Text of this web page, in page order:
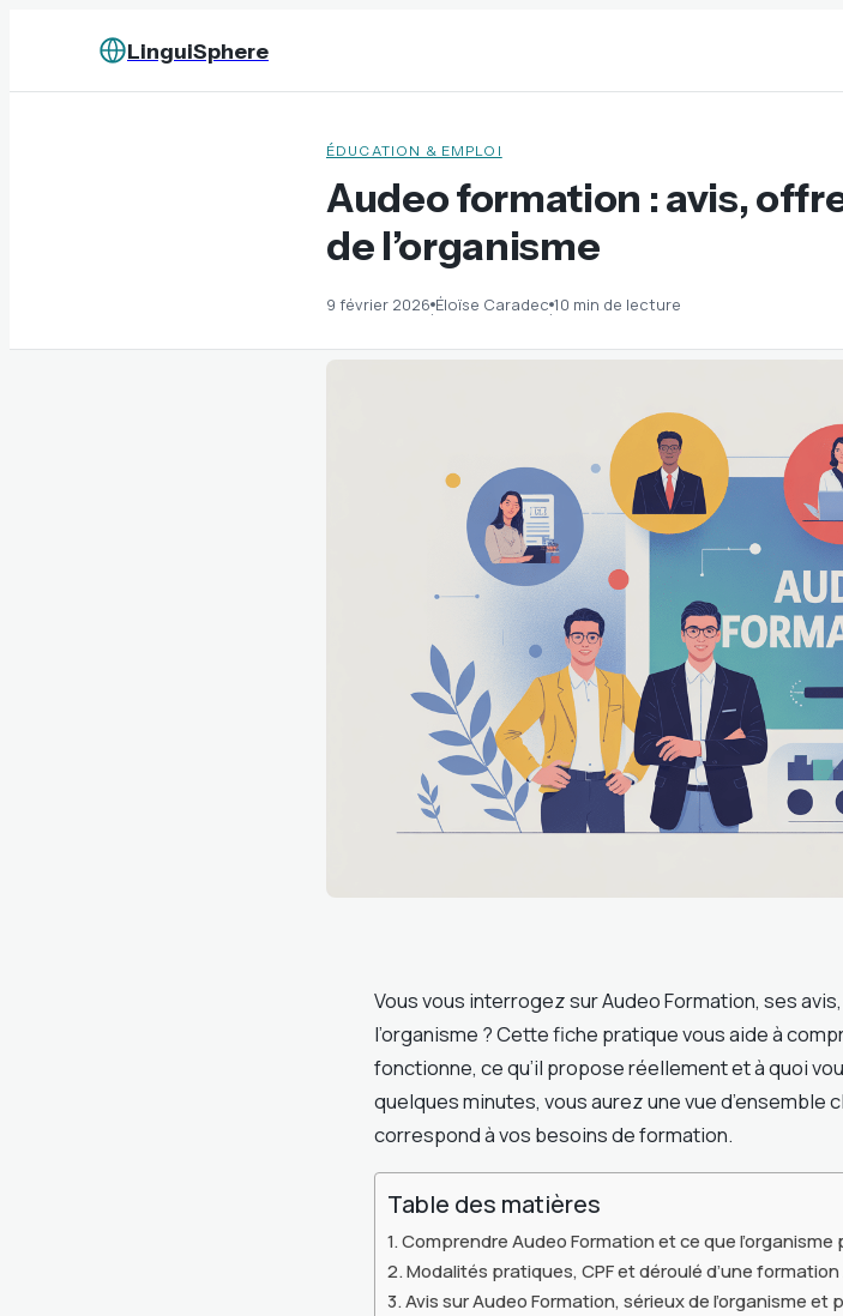
LinguiSphere
ÉDUCATION & EMPLOI
Audeo formation : avis,
de l’organisme
9 février 2026·Éloïse Caradec·10 min de lecture
Vous vous interrogez sur Audeo Formation, ses
l’organisme ? Cette fiche pratique vous aide à
fonctionne, ce qu’il propose réellement et à quoi
quelques minutes, vous aurez une vue
correspond à vos besoins de formation.
Table des matières
Comprendre Audeo Formation et ce que
Modalités pratiques, CPF et déroulé d’une
Avis sur Audeo Formation, sérieux de l’organisme et